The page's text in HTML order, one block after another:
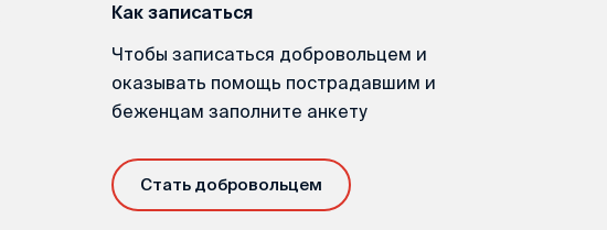
Как записаться
Чтобы записаться добровольцем и
оказывать помощь пострадавшим и
беженцам заполните анкету
Стать добровольцем